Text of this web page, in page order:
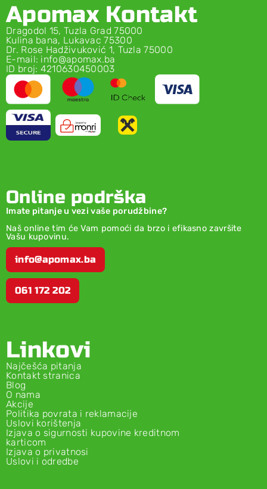
Apomax Kontakt
Dragodol 15, Tuzla Grad 75000
Kulina bana, Lukavac 75300
Dr. Rose Hadživuković 1, Tuzla 75000
E-mail: info@apomax.ba
ID broj: 4210630450003
Online podrška
Imate pitanje u vezi vaše porudžbine?
Naš online tim će Vam pomoći da brzo i efikasno završite
Vašu kupovinu.
info@apomax.ba
061 172 202
Linkovi
Najčešća pitanja
Kontakt stranica
Blog
O nama
Akcije
Politika povrata i reklamacije
Uslovi korištenja
Izjava o sigurnosti kupovine kreditnom
karticom
Izjava o privatnosi
Uslovi i odredbe